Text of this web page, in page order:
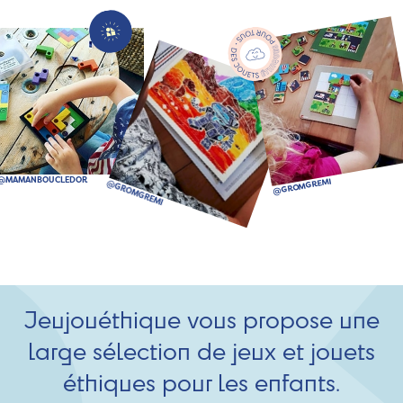
Jeujouéthique vous propose une
large sélection de jeux et jouets
éthiques pour les enfants.